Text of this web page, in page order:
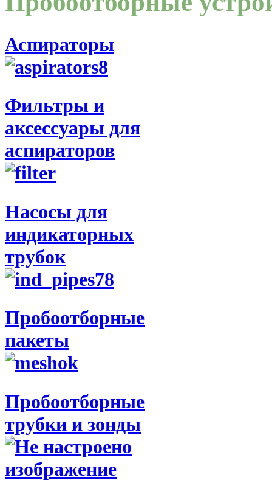
Аспираторы
Фильтры и
аксессуары для
аспираторов
Насосы для
индикаторных
трубок
Пробоотборные
пакеты
Пробоотборные
трубки и зонды